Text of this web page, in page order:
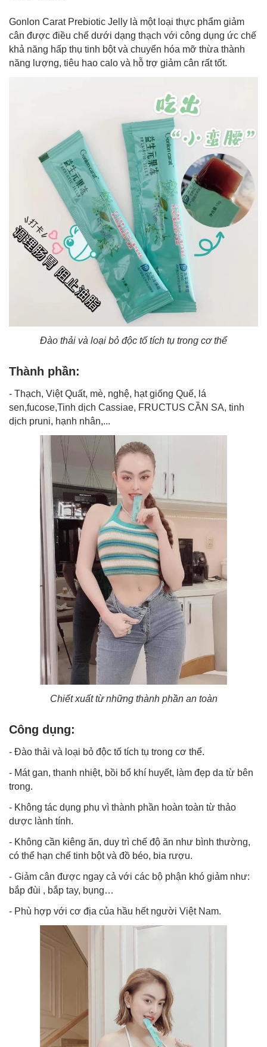
Gonlon Carat Prebiotic Jelly là một loại thực phẩm giảm
cân được điều chế dưới dạng thạch với công dụng ức chế
khả năng hấp thụ tinh bột và chuyển hóa mỡ thừa thành
năng lượng, tiêu hao calo và hỗ trợ giảm cân rất tốt.
Đào thải và loại bỏ độc tố tích tụ trong cơ thể
Thành phần:
- Thạch, Việt Quất, mè, nghệ, hạt giống Quế, lá
sen,fucose,Tinh dịch Cassiae, FRUCTUS CẦN SA, tinh
dịch pruni, hạnh nhân,...
Chiết xuất từ những thành phần an toàn
Công dụng:
- Đào thải và loại bỏ độc tố tích tụ trong cơ thể.
- Mát gan, thanh nhiệt, bồi bổ khí huyết, làm đẹp da từ bên
trong.
- Không tác dụng phụ vì thành phần hoàn toàn từ thảo
dược lành tính.
- Không cần kiêng ăn, duy trì chế độ ăn như bình thường,
có thể hạn chế tinh bột và đồ béo, bia rượu.
- Giảm cân được ngay cả với các bộ phận khó giảm như:
bắp đùi , bắp tay, bụng…
- Phù hợp với cơ địa của hầu hết người Việt Nam.